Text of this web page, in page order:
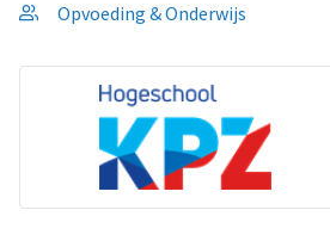
Opvoeding & Onderwijs